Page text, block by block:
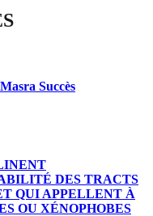
Succès
DES TRACTS
QUI APPELLENT À
OU XÉNOPHOBES